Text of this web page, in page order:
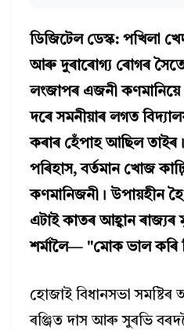
ডিজিটেল ডেস্ক: পখিলা
আৰু দুৰাৰোগ্য ৰোগৰ
লংজাপৰ এজনী
দৰে সমনীয়াৰ লগত
কৰাৰ হেঁপাহ আছিল তাইৰ।
পৰিহাস, বৰ্তমান খোজ
কণমানিজনী। উপায়হীন
এটাই কাতৰ আহ্বান ৰাজ্যৰ
শৰ্মালৈ— "মোক ভাল কৰি
হোজাই বিধানসভা সমষ্টিৰ
ৰঞ্জিত দাস আৰু সুৰভি